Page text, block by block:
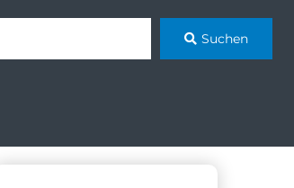
Suchen